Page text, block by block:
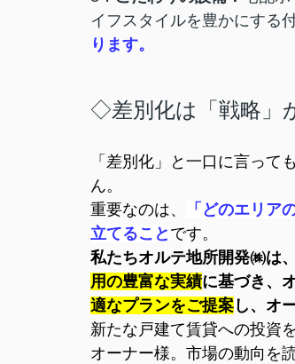
イフスタイルを豊かにする
ります。
◇差別化は「戦略」
「差別化」と一口に言っ
ん。
重要なのは、
「どのエリア
立てること です。
私たちオルテ地所開発㈱は
用の豊富な実績に基づき、
適なプランをご提案 し、 オ
新たな戸建て賃貸への投資
オーナー様。市場の動向を